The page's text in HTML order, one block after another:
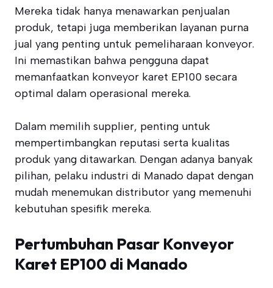
Mereka tidak hanya menawarkan penjualan
produk, tetapi juga memberikan layanan purna
jual yang penting untuk pemeliharaan konveyor.
Ini memastikan bahwa pengguna dapat
memanfaatkan konveyor karet EP100 secara
optimal dalam operasional mereka.
Dalam memilih supplier, penting untuk
mempertimbangkan reputasi serta kualitas
produk yang ditawarkan. Dengan adanya banyak
pilihan, pelaku industri di Manado dapat dengan
mudah menemukan distributor yang memenuhi
kebutuhan spesifik mereka.
Pertumbuhan Pasar Konveyor
Karet EP100 di Manado